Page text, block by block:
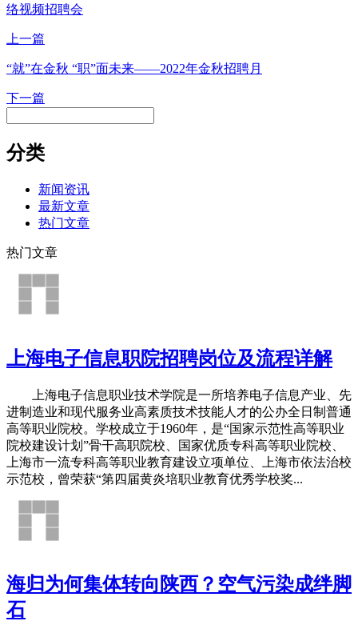
络视频招聘会
上一篇
“就”在金秋 “职”面未来――2022年金秋招聘月
下一篇
分类
新闻资讯
最新文章
热门文章
热门文章
上海电子信息职院招聘岗位及流程详解
上海电子信息职业技术学院是一所培养电子信息产业、先
进制造业和现代服务业高素质技术技能人才的公办全日制普通
高等职业院校。学校成立于1960年，是“国家示范性高等职业
院校建设计划”骨干高职院校、国家优质专科高等职业院校、
上海市一流专科高等职业教育建设立项单位、上海市依法治校
示范校，曾荣获“第四届黄炎培职业教育优秀学校奖...
海归为何集体转向陕西？空气污染成绊脚
石